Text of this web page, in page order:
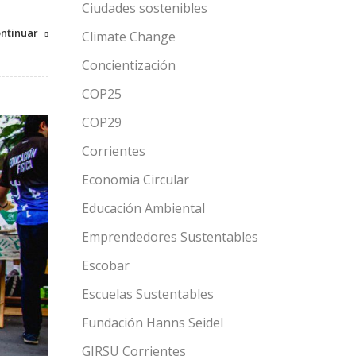
Ciudades sostenibles
Climate Change
Concientización
COP25
COP29
Corrientes
Economia Circular
Educación Ambiental
Emprendedores Sustentables
Escobar
Escuelas Sustentables
Fundación Hanns Seidel
GIRSU Corrientes